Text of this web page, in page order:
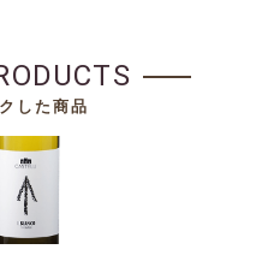
した商品